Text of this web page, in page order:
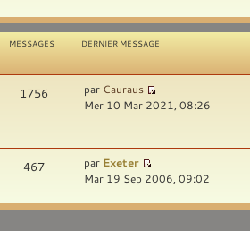
MESSAGES DERNIER MESSAGE
1756 par Cauraus
Mer 10 Mar 2021, 08:26
467 par Exeter
Mar 19 Sep 2006, 09:02